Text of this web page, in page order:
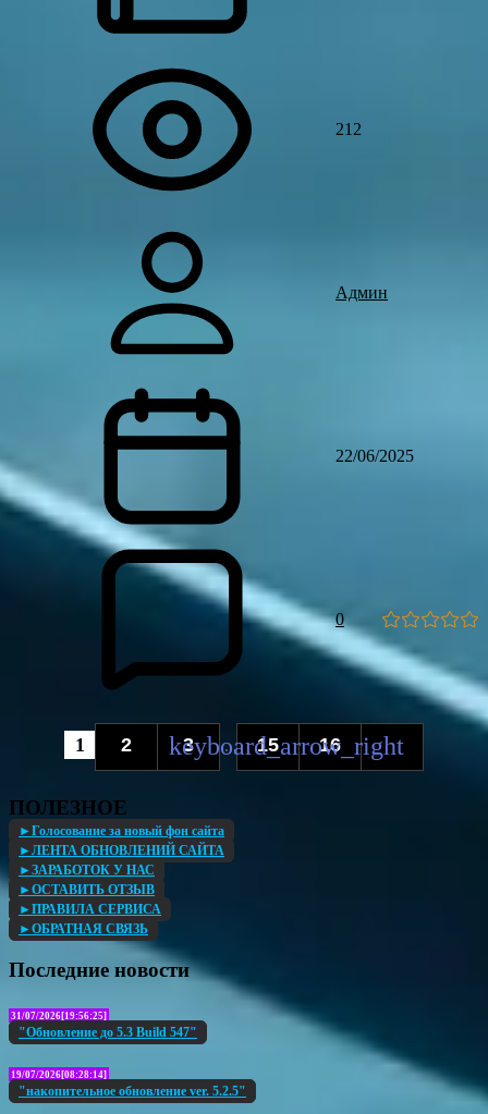
212
Админ
22/06/2025
0
1 2 3 ... 15 16
ПОЛЕЗНОЕ
►Голосование за новый фон сайта
►ЛЕНТА ОБНОВЛЕНИЙ САЙТА
►ЗАРАБОТОК У НАС
►ОСТАВИТЬ ОТЗЫВ
►ПРАВИЛА СЕРВИСА
►ОБРАТНАЯ СВЯЗЬ
Последние новости
31/07/2026[19:56:25]
"Обновление до 5.3 Build 547"
19/07/2026[08:28:14]
"накопительное обновление ver. 5.2.5"